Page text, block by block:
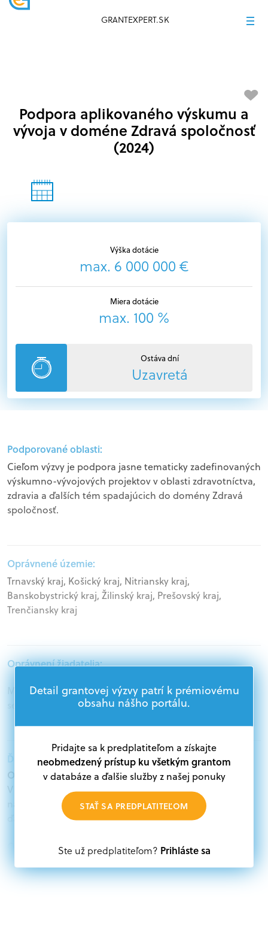
GRANTEXPERT.SK
Výška dotácie
max. 6 000 000 €
Miera dotácie
max. 100 %
Ostáva dní
Uzavretá
Podpora aplikovaného výskumu a
vývoja v doméne Zdravá spoločnosť
(2024)
Podporované oblasti:
Cieľom výzvy je podpora jasne tematicky zadefinovaných
výskumno-vývojových projektov v oblasti zdravotníctva,
zdravia a ďalších tém spadajúcich do domény Zdravá
spoločnosť.
Oprávnené územie:
Trnavský kraj, Košický kraj, Nitriansky kraj,
Banskobystrický kraj, Žilinský kraj, Prešovský kraj,
Trenčiansky kraj
Oprávnení žiadatelia:
Mimovládne organizácie, Samospráva, Akademický
sektor, Podnikatelia, Štátna správa
Ďalšie informácie:
Oprávnení žiadatelia:
V databáze grantov a dotácií na portáli Grantexpert.sk
nájdete aktuálne výzvy z eurofondov, plánu obnovy a
ďalších zdrojov.
Oprávnení partneri:
Akákoľvek právnická osoba, t. j. verejný alebo súkromný
subjekt, komerčný alebo nekomerčný, ako aj
Detail grantovej výzvy patrí k prémiovému
obsahu nášho portálu.
Pridajte sa k predplatiteľom a získajte
neobmedzený prístup ku všetkým grantom
v databáze a ďalšie služby z našej ponuky
STAŤ SA PREDPLATITEĽOM
Ste už predplatiteľom? Prihláste sa